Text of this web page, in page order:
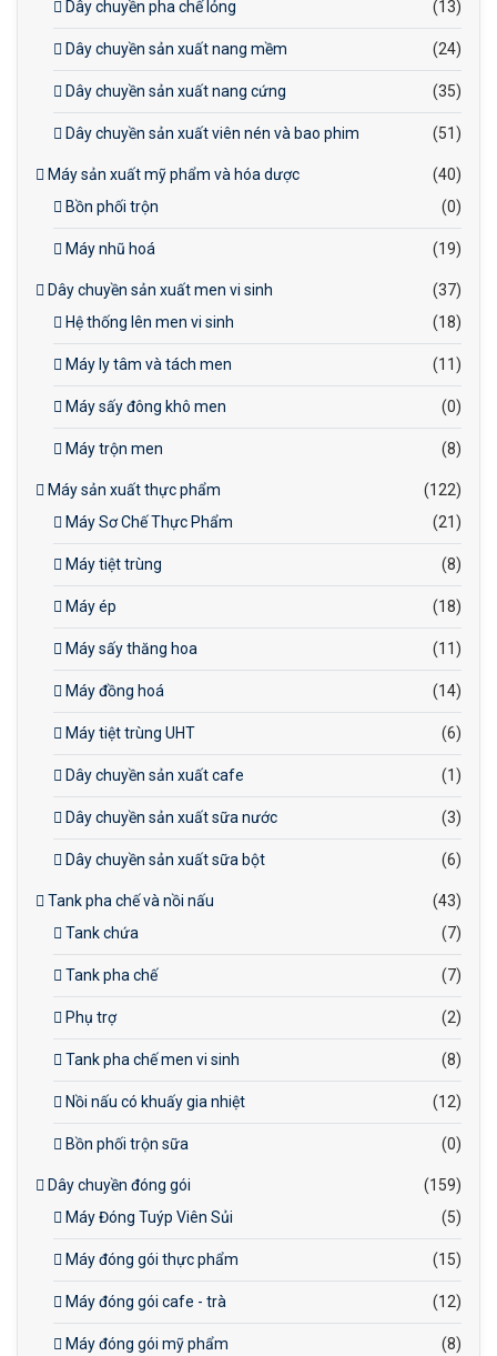
Dây chuyền pha chế lỏng (13)
Dây chuyền sản xuất nang mềm (24)
Dây chuyền sản xuất nang cứng (35)
Dây chuyền sản xuất viên nén và bao phim (51)
Máy sản xuất mỹ phẩm và hóa dược
(40)
Bồn phối trộn
(0)
Máy nhũ hoá (19)
Dây chuyền sản xuất men vi sinh
(37)
Hệ thống lên men vi sinh
(18)
Máy ly tâm và tách men (11)
Máy sấy đông khô men (0)
Máy trộn men (8)
Máy sản xuất thực phẩm
(122)
Máy Sơ Chế Thực Phẩm
(21)
Máy tiệt trùng (8)
Máy ép (18)
Máy sấy thăng hoa (11)
Máy đồng hoá (14)
Máy tiệt trùng UHT (6)
Dây chuyền sản xuất cafe (1)
Dây chuyền sản xuất sữa nước (3)
Dây chuyền sản xuất sữa bột (6)
Tank pha chế và nồi nấu
(43)
Tank chứa
(7)
Tank pha chế (7)
Phụ trợ (2)
Tank pha chế men vi sinh (8)
Nồi nấu có khuấy gia nhiệt (12)
Bồn phối trộn sữa (0)
Dây chuyền đóng gói
(159)
Máy Đóng Tuýp Viên Sủi
(5)
Máy đóng gói thực phẩm (15)
Máy đóng gói cafe - trà (12)
Máy đóng gói mỹ phẩm (8)